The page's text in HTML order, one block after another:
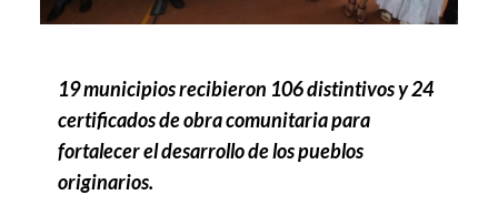
19 municipios recibieron 106 distintivos y 24
certificados de obra comunitaria para
fortalecer el desarrollo de los pueblos
originarios.